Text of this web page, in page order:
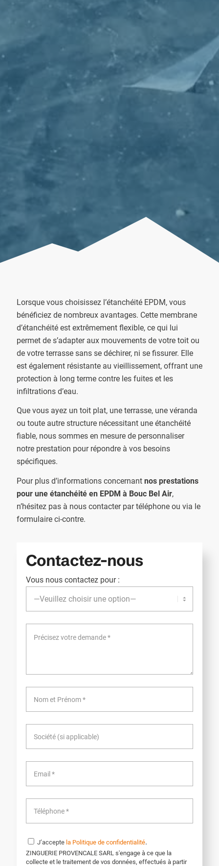
Lorsque vous choisissez l’étanchéité EPDM, vous
bénéficiez de nombreux avantages. Cette membrane
d’étanchéité est extrêmement flexible, ce qui lui
permet de s’adapter aux mouvements de votre toit ou
de votre terrasse sans se déchirer, ni se fissurer. Elle
est également résistante au vieillissement, offrant une
protection à long terme contre les fuites et les
infiltrations d’eau.
Que vous ayez un toit plat, une terrasse, une véranda
ou toute autre structure nécessitant une étanchéité
fiable, nous sommes en mesure de personnaliser
notre prestation pour répondre à vos besoins
spécifiques.
Pour plus d’informations concernant nos prestations
pour une étanchéité en EPDM à Bouc Bel Air,
n’hésitez pas à nous contacter par téléphone ou via le
formulaire ci-contre.
Contactez-nous
Vous nous contactez pour :
J’accepte la Politique de confidentialité.
ZINGUERIE PROVENCALE SARL s'engage à ce que la
collecte et le traitement de vos données, effectués à partir